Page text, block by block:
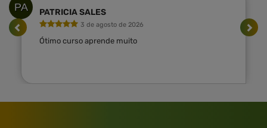
PA PATRICIA SALES
3 de agosto de 2026
Ótimo curso aprende muito